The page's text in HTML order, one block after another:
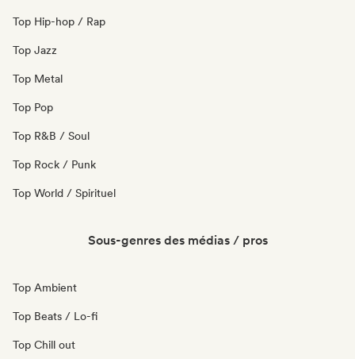
Top Hip-hop / Rap
Top Jazz
Top Metal
Top Pop
Top R&B / Soul
Top Rock / Punk
Top World / Spirituel
Sous-genres des médias / pros
Top Ambient
Top Beats / Lo-fi
Top Chill out